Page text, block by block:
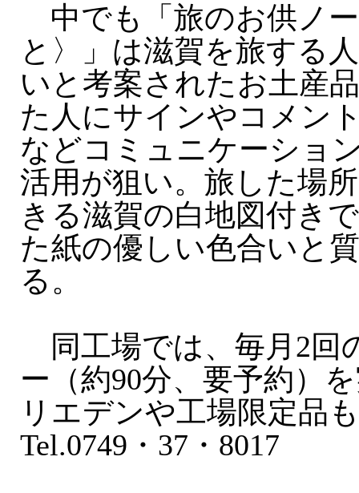
中でも「旅のお供ノ
と〉」は滋賀を旅する
いと考案されたお土産
た人にサインやコメン
などコミュニケーショ
活用が狙い。旅した場
きる滋賀の白地図付き
た紙の優しい色合いと
る。
同工場では、毎月2回
ー（約90分、要予約）
リエデンや工場限定品
Tel.0749・37・8017